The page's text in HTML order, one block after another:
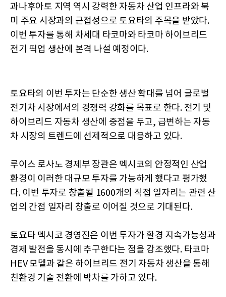
과나후아토 지역 역시 강력한 자동차 산업 인프라와 북
미 주요 시장과의 근접성으로 토요타의 주목을 받았다.
이번 투자를 통해 차세대 타코마와 타코마 하이브리드
전기 픽업 생산에 본격 나설 예정이다.
토요타의 이번 투자는 단순한 생산 확대를 넘어 글로벌
전기차 시장에서의 경쟁력 강화를 목표로 한다. 전기 및
하이브리드 자동차 생산에 중점을 두고, 급변하는 자동
차 시장의 트렌드에 선제적으로 대응하고 있다.
루이스 로사노 경제부 장관은 멕시코의 안정적인 산업
환경이 이러한 대규모 투자를 가능하게 했다고 평가했
다. 이번 투자로 창출될 1600개의 직접 일자리는 관련 산
업의 간접 일자리 창출로 이어질 것으로 기대된다.
토요타 멕시코 경영진은 이번 투자가 환경 지속가능성과
경제 발전을 동시에 추구한다는 점을 강조했다. 타코마
HEV 모델과 같은 하이브리드 전기 자동차 생산을 통해
친환경 기술 전환에 박차를 가하고 있다.